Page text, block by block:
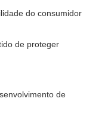
do consumidor
de proteger
de